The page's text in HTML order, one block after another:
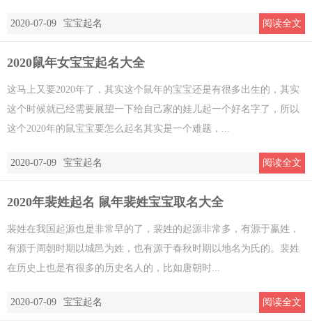
2020-07-09 宝宝起名 阅读全文
2020鼠年女宝宝起名大全
这马上又要2020年了，其实这个鼠年的宝宝还是有很多出生的，其实
这个时候就已经需要展望一下给自己家的娃儿起一个好名字了，所以
这个2020年的鼠宝宝要怎么起名其实是一个难题，...
2020-07-09 宝宝起名 阅读全文
2020年裴姓起名 鼠年裴姓宝宝取名大全
裴姓在我国起源也是非常早的了，裴姓的起源非常多，有源于嬴姓，
有源于周朝时期以城邑为姓，也有源于春秋时期以地名为氏的。裴姓
在历史上也是有很多的历史名人的，比如唐朝时...
2020-07-09 宝宝起名 阅读全文